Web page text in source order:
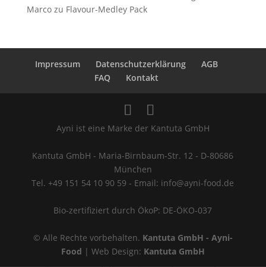
Marcozu Flavour-Medley Pack
Impressum Datenschutzerklärung
AGB
FAQ
Kontakt
Ayni ist eine Marke der Kantuta GmbH
Kantuta GmbH - Maria-Birnbaum-Str. 12 - D-80686
München
Tel. +49 151 54 10 90 59 - Email: info@ayni-food.de
Bio-zertifiziert durch ÖkoP: DE-ÖKO-037
© Alle Rechte vorbehalten. Kantuta GmbH - Ayni-
Food | Web Design: Kantuta GmbH